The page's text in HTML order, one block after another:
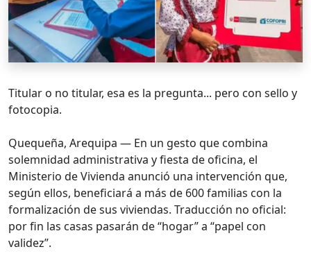
Titular o no titular, esa es la pregunta... pero con sello y
fotocopia.
Quequeña, Arequipa — En un gesto que combina
solemnidad administrativa y fiesta de oficina, el
Ministerio de Vivienda anunció una intervención que,
según ellos, beneficiará a más de 600 familias con la
formalización de sus viviendas. Traducción no oficial:
por fin las casas pasarán de “hogar” a “papel con
validez”.